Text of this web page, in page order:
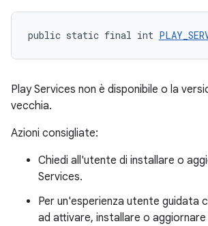
public static final int
Play Services non è disponibile o la
vecchia.
Azioni consigliate:
Chiedi all'utente di installare o
Services.
Per un'esperienza utente guidata
ad attivare, installare o aggiornare